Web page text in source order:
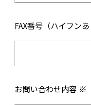
FAX番号（ハイフン
お問い合わせ内容 ※